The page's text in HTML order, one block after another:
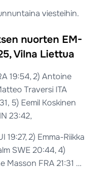
viesteihin.
nuorten EM-
Vilna Liettua
19:54, 2) Antoine
Traversi ITA
5) Eemil Koskinen
23:42,
19:27, 2) Emma-Riikka
SWE 20:44, 4)
Masson FRA 21:31 …